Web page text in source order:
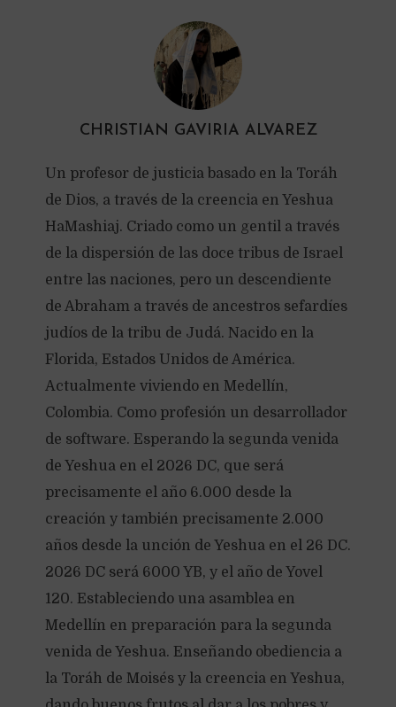
CHRISTIAN GAVIRIA ALVAREZ
Un profesor de justicia basado en la Toráh
de Dios, a través de la creencia en Yeshua
HaMashiaj. Criado como un gentil a través
de la dispersión de las doce tribus de Israel
entre las naciones, pero un descendiente
de Abraham a través de ancestros sefardíes
judíos de la tribu de Judá. Nacido en la
Florida, Estados Unidos de América.
Actualmente viviendo en Medellín,
Colombia. Como profesión un desarrollador
de software. Esperando la segunda venida
de Yeshua en el 2026 DC, que será
precisamente el año 6.000 desde la
creación y también precisamente 2.000
años desde la unción de Yeshua en el 26 DC.
2026 DC será 6000 YB, y el año de Yovel
120. Estableciendo una asamblea en
Medellín en preparación para la segunda
venida de Yeshua. Enseñando obediencia a
la Toráh de Moisés y la creencia en Yeshua,